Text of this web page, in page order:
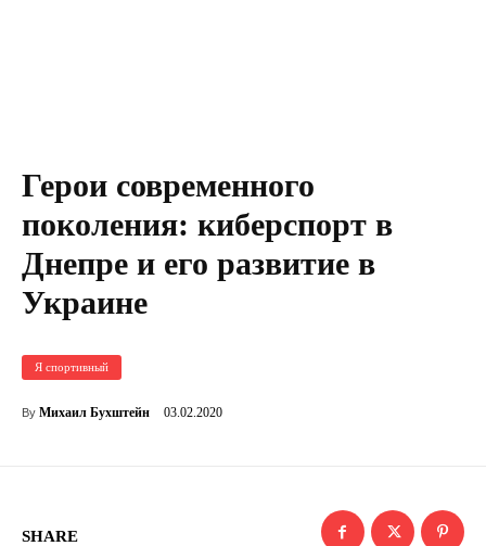
Герои современного
поколения: киберспорт в
Днепре и его развитие в
Украине
Я спортивный
By Михаил Бухштейн 03.02.2020
SHARE